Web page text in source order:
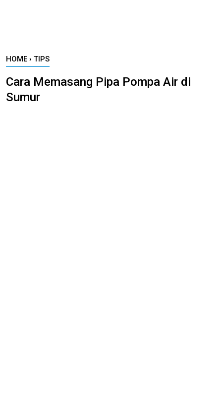
HOME › TIPS
Cara Memasang Pipa Pompa Air di
Sumur